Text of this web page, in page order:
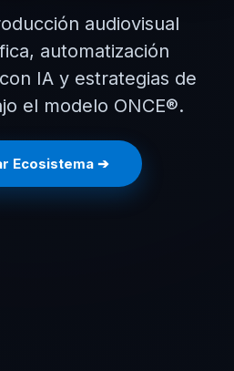
audiovisual
automatización
IA y estrategias de
el modelo ONCE®.
Ecosistema ➔